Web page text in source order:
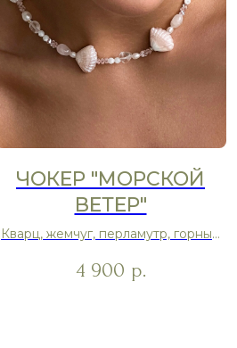
ЧОКЕР "МОРСКОЙ
ВЕТЕР"
Кварц, жемчуг, перламутр, горный
4 900 р.